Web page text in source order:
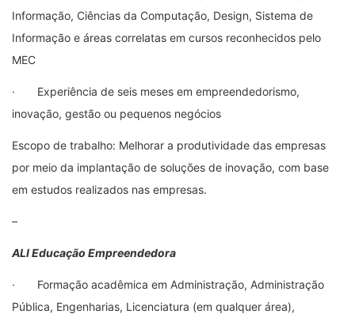
Informação, Ciências da Computação, Design, Sistema de
Informação e áreas correlatas em cursos reconhecidos pelo
MEC
· Experiência de seis meses em empreendedorismo,
inovação, gestão ou pequenos negócios
Escopo de trabalho: Melhorar a produtividade das empresas
por meio da implantação de soluções de inovação, com base
em estudos realizados nas empresas.
–
ALI Educação Empreendedora
· Formação acadêmica em Administração, Administração
Pública, Engenharias, Licenciatura (em qualquer área),